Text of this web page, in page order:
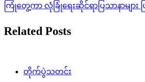
ကြုံတွေ့ကာ လုံခြုံရေးဆိုင်ရာပြသာနာများ ဖ
Related Posts
တိုက်ပွဲသတင်း